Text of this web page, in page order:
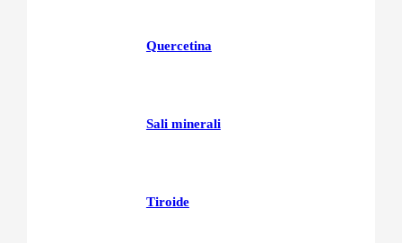
Quercetina
Sali minerali
Tiroide